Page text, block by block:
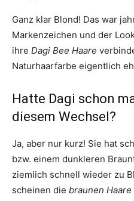
Ganz klar Blond! Das war
Markenzeichen und der
ihre Dagi Bee Haare
Naturhaarfarbe eigentlich
Hatte Dagi schon
diesem Wechsel?
Ja, aber nur kurz! Sie hat
bzw. einem dunkleren
ziemlich schnell wieder zu
scheinen die braunen Haare